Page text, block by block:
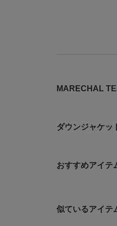
MARECHAL
ダウンジャケッ
おすすめアイテ